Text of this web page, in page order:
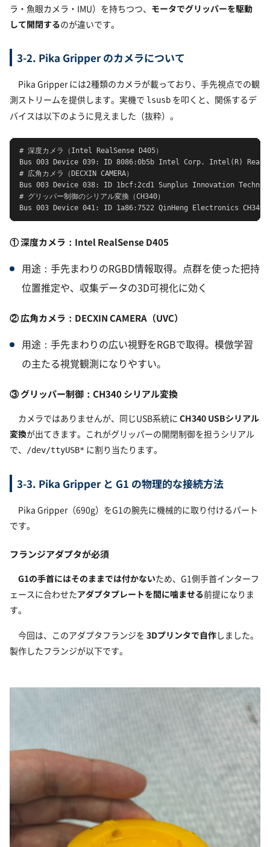
ラ・魚眼カメラ・IMU）を持ちつつ、 モータでグリッパーを駆動
して開閉するのが違いです。
3-2. Pika Gripper のカメラについて
Pika Gripper には2種類のカメラが載っており、手先視点での観
測ストリームを提供します。実機で lsusb を叩くと、関係するデ
バイスは以下のように見えました（抜粋）。
# 深度カメラ（Intel RealSense D405）
Bus 003 Device 039: ID 8086:0b5b Intel Corp. Intel(R)
# 広角カメラ（DECXIN CAMERA）
Bus 003 Device 038: ID 1bcf:2cd1 Sunplus Innovation
# グリッパー制御のシリアル変換（CH340）
Bus 003 Device 041: ID 1a86:7522 QinHeng Electronics
① 深度カメラ：Intel RealSense D405
用途：手先まわりのRGBD情報取得。点群を使った把持
位置推定や、収集データの3D可視化に効く
② 広角カメラ：DECXIN CAMERA（UVC）
用途：手先まわりの広い視野をRGBで取得。模倣学習
の主たる視覚観測になりやすい。
③ グリッパー制御：CH340 シリアル変換
カメラではありませんが、同じUSB系統に CH340 USBシリアル
変換が出てきます。これがグリッパーの開閉制御を担うシリアル
で、
/dev/ttyUSB* に割り当たります。
3-3. Pika Gripper と G1 の物理的な接続方法
Pika Gripper（690g）をG1の腕先に機械的に取り付けるパート
です。
フランジアダプタが必須
G1の手首にはそのままでは付かないため、G1側手首インターフ
ェースに合わせたアダプタプレートを間に噛ませる前提になりま
す。
今回は、このアダプタフランジを 3Dプリンタで自作しました。
製作したフランジが以下です。